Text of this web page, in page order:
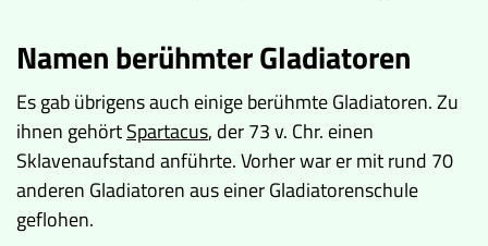
Namen berühmter Gladiatoren
Es gab übrigens auch einige berühmte Gladiatoren. Zu
ihnen gehörtSpartacus, der 73 v. Chr. einen
Sklavenaufstand anführte. Vorher war er mit rund 70
anderen Gladiatoren aus einer Gladiatorenschule
geflohen.